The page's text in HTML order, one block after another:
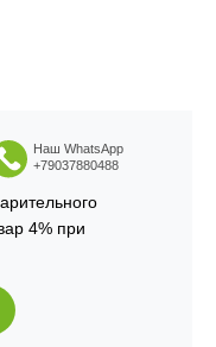
4% при
Наш WhatsApp
+79037880488